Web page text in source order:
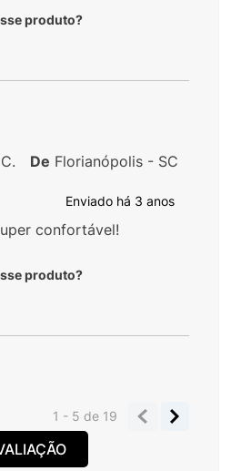
produto?
Enviado há 3 anos
confortável!
produto?
De Florianópolis - SC
1 - 5de 19